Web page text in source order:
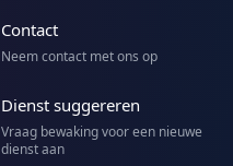
Contact
Neem contact met ons op
Dienst suggereren
Vraag bewaking voor een nieuwe
dienst aan